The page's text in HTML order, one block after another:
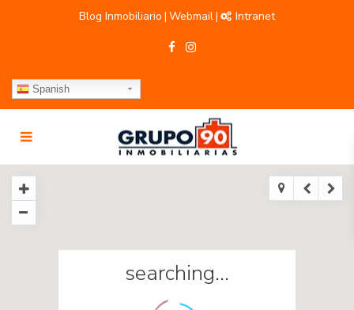
Blog Inmobiliario | Webmail| Intranet
Spanish
searching...